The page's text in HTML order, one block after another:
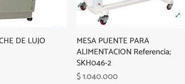
DE LUJO
MESA PUENTE PARA
ALIMENTACION Referencia;
SKH046-2
Precio
$ 1.040.000